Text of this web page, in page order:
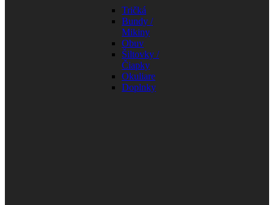
Tričká
Bundy /
Mikiny
Obuv
Šiltovky /
Čiapky
Okuliare
Doplnky